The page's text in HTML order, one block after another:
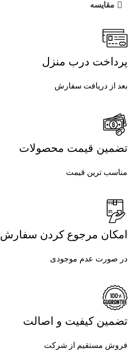
مقایسه
پرداخت درب منزل
بعد از دریافت سفارش
تضمین قیمت محصولات
مناسب ترین قیمت
امکان مرجوع کردن سفارش
در صورت عدم موجودی
تضمین کیفیت و اصالت
فروش مستقیم از شرکت